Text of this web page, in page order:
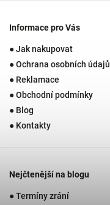
Informace pro Vás
● Jak nakupovat
● Ochrana osobních údajů
● Reklamace
● Obchodní podmínky
● Blog
● Kontakty
Nejčtenější na blogu
● Termíny zrání